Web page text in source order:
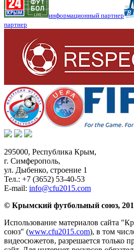
информационный партнер
партнер
295000, Республика Крым,
г. Симферополь,
ул. Дыбенко, строение 1
Тел.: +7 (3652) 53-40-53
E-mail: info@cfu2015.com
© Крымский футбольный союз,
Использование материалов сайта
союз" (www.cfu2015.com), в том
видеосюжетов, разрешается только